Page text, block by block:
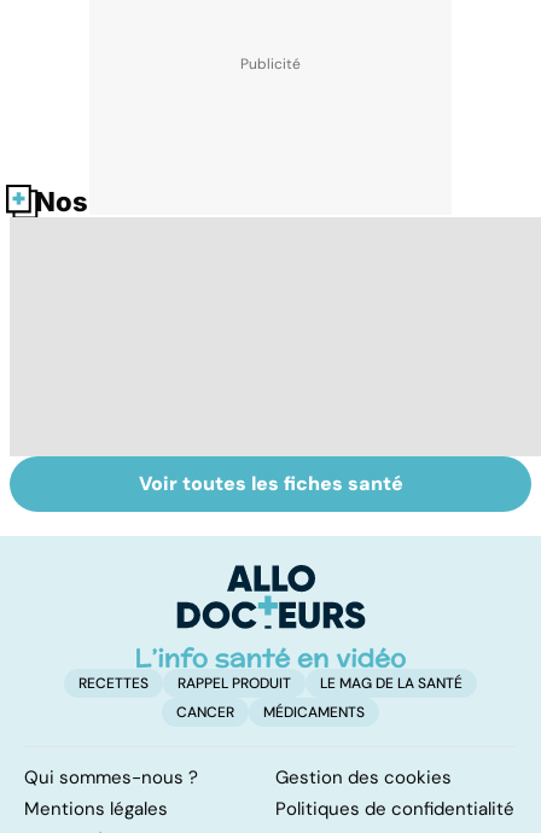
Nos fiches santé
Comment
maîtriser le
Accident
vasculaire
également
touché
Voir toutes les fiches santé
RECETTES RAPPEL PRODUIT
LE MAG DE LA SANTÉ
CANCER
MÉDICAMENTS
Qui sommes-nous ?
Gestion des cookies
Mentions légales
Politiques de confidentialité